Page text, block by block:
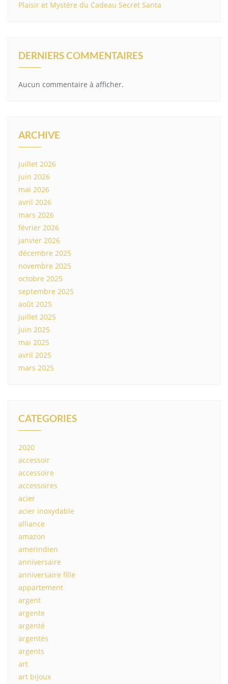
Plaisir et Mystère du Cadeau Secret Santa
DERNIERS COMMENTAIRES
Aucun commentaire à afficher.
ARCHIVE
juillet 2026
juin 2026
mai 2026
avril 2026
mars 2026
février 2026
janvier 2026
décembre 2025
novembre 2025
octobre 2025
septembre 2025
août 2025
juillet 2025
juin 2025
mai 2025
avril 2025
mars 2025
CATEGORIES
2020
accessoir
accessoire
accessoires
acier
acier inoxydable
alliance
amazon
amerindien
anniversaire
anniversaire fille
appartement
argent
argente
argenté
argentés
argents
art
art bijoux